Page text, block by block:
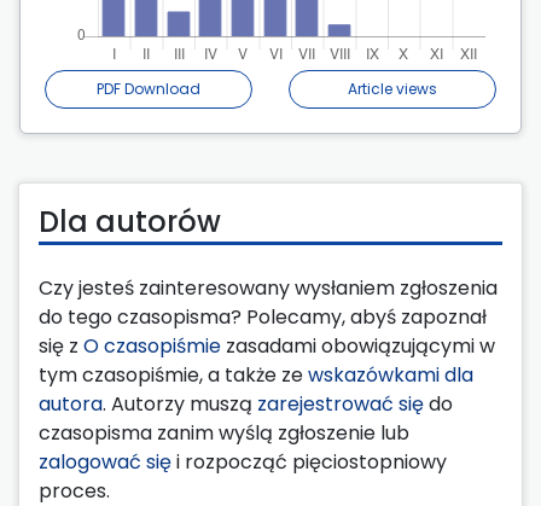
PDF Download Article views
Dla autorów
Czy jesteś zainteresowany wysłaniem zgłoszenia
do tego czasopisma? Polecamy, abyś zapoznał
się z O czasopiśmie zasadami obowiązującymi w
tym czasopiśmie, a także zewskazówkami dla
autora. Autorzy muszą zarejestrować siędo
czasopisma zanim wyślą zgłoszenie lub
zalogować sięi rozpocząć pięciostopniowy
proces.